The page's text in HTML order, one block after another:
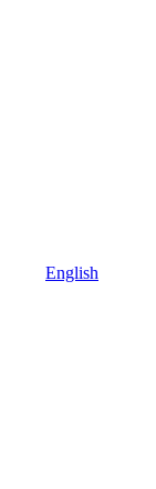
English